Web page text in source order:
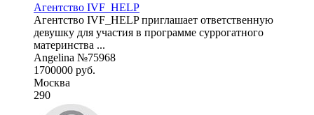
Агентство IVF_HELP
Агентство IVF_HELP приглашает ответственную
девушку для участия в программе суррогатного
материнства ...
Angelina №75968
1700000 руб.
Москва
290